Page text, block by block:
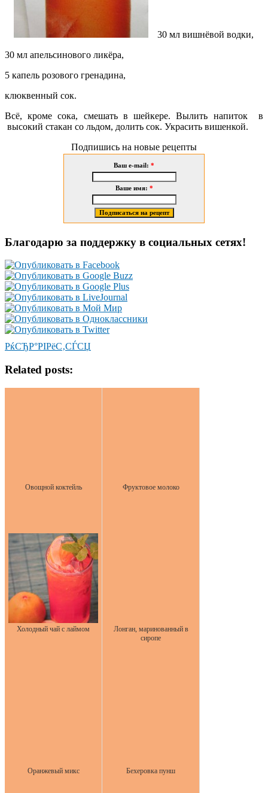
30 мл вишнёвой водки,
30 мл апельсинового ликёра,
5 капель розового гренадина,
клюквенный сок.
Всё, кроме сока, смешать в шейкере. Вылить напиток в
высокий стакан со льдом, долить сок. Украсить вишенкой.
Подпишись на новые рецепты
Ваш e-mail: *
Ваше имя: *
Благодарю за поддержку в социальных сетях!
РќСЂР°РІРёС‚СЃСЏ
Related posts:
Овощной коктейль Фруктовое молоко
Холодный чай с лаймом
Лонган, маринованный в
сиропе
Оранжевый микс Бехеровка пунш